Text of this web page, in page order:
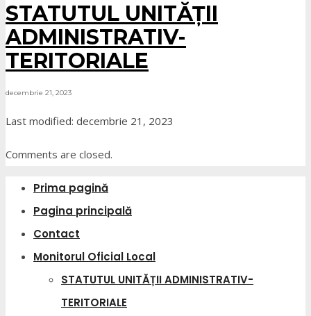
STATUTUL UNITĂȚII
ADMINISTRATIV-
TERITORIALE
decembrie 21, 2023
Last modified: decembrie 21, 2023
Comments are closed.
Prima pagină
Pagina principală
Contact
Monitorul Oficial Local
STATUTUL UNITĂȚII ADMINISTRATIV-
TERITORIALE